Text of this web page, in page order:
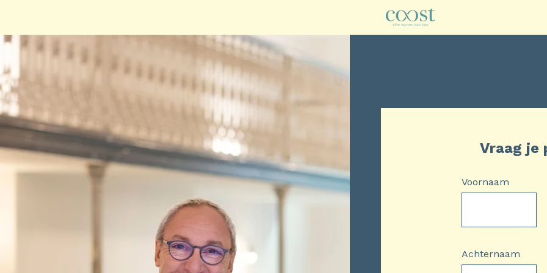
Vraag je
Voornaam
Achternaam